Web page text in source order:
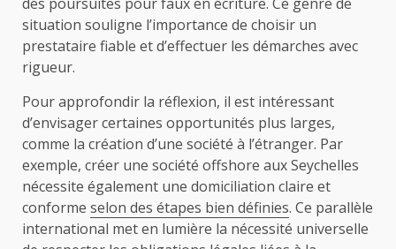
situation souligne l’importance de choisir un
prestataire fiable et d’effectuer les démarches avec
rigueur.
Pour approfondir la réflexion, il est intéressant
d’envisager certaines opportunités plus larges,
comme la création d’une société à l’étranger. Par
exemple, créer une société offshore aux Seychelles
nécessite également une domiciliation claire et
conforme selon des étapes bien définies. Ce parallèle
international met en lumière la nécessité universelle